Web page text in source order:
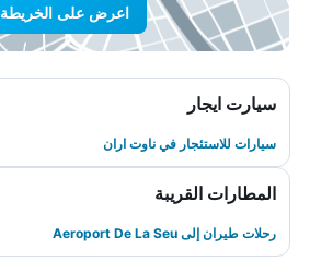
اعرض على الخريطة
سيارت ايجار
سيارات للاستئجار في ناوت اران
المطارات القريبة
رحلات طيران إلى Aeroport De La Seu